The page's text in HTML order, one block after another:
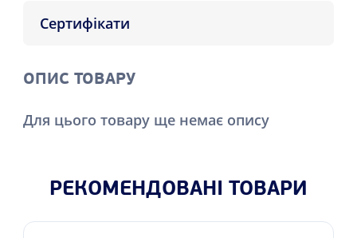
Сертифікати
ОПИС ТОВАРУ
Для цього товару ще немає опису
РЕКОМЕНДОВАНІ ТОВАРИ